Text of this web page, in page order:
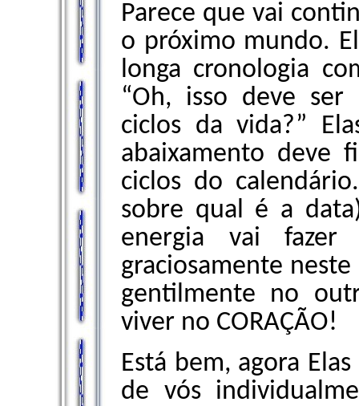
Parece que vai
o próximo mundo.
longa cronologia
“Oh, isso deve
ciclos da vida?”
abaixamento deve
ciclos do
sobre qual é a
energia vai fazer
graciosamente
gentilmente no
viver no CORAÇÃO!
Está bem, agora
de vós